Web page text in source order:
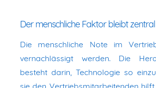
Der menschliche Faktor bleibt zentral
Die menschliche Note im
vernachlässigt werden. Die
besteht darin, Technologie so
sie den Vertriebsmitarbeitenden